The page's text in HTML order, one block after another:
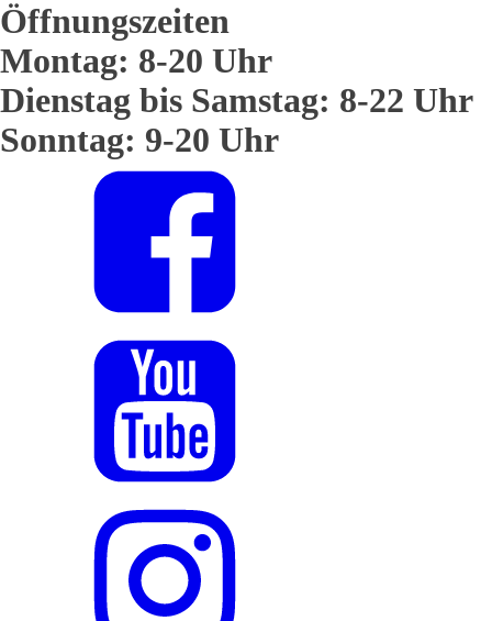
Öffnungszeiten
Montag: 8-20 Uhr
Dienstag bis Samstag: 8-22 Uhr
Sonntag: 9-20 Uhr